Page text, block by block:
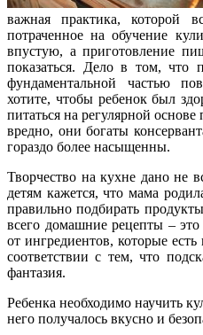
важная практика, которой
потраченное на обучение
впустую, а приготовление
показаться. Дело в том, что
фундаментальной частью
хотите, чтобы ребенок был
питаться на регулярной
вредно, они богаты
гораздо более насыщенны.
Творчество на кухне дано не
детям кажется, что мама
правильно подбирать
всего домашние рецепты –
от ингредиентов, которые
соответствии с тем, что
фантазия.
Ребенка необходимо научить
него получалось вкусно и